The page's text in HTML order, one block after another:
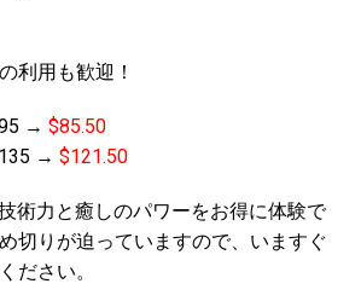
利用も歓迎！
→ $85.50
→ $121.50
術力と癒しのパワーをお得に体験で
切りが迫っていますので、いますぐ
ださい。